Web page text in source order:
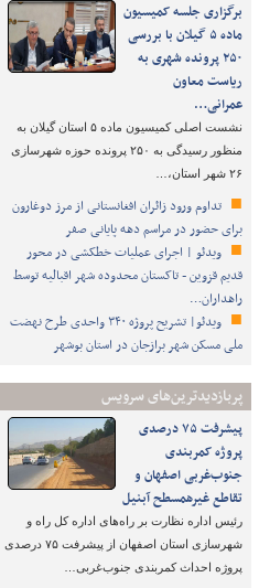
برگزاری جلسه کمیسیون
ماده ۵ گیلان با بررسی
۲۵۰ پرونده شهری به
ریاست معاون
عمرانی…
نشست اصلی کمیسیون ماده ۵ استان گیلان به
منظور رسیدگی به ۲۵۰ پرونده حوزه شهرسازی
۲۶ شهر استان،…
تداوم ورود زائران افغانستانی از مرز دوغارون
برای حضور در مراسم دهه پایانی صفر
ویدئو | اجرای عملیات خطکشی در محور
قدیم قزوین - تاکستان محدوده شهر اقبالیه توسط
راهداران…
ویدئو| تشریح پروژه ۳۴۰ واحدی طرح نهضت
ملی مسکن شهر برازجان در استان بوشهر
پربازدیدترین‌های سرویس
پیشرفت ۷۵ درصدی
پروژه کمربندی
جنوب‌غربی اصفهان و
تقاطع غیرهمسطح آبنیل
رئیس اداره نظارت بر راه‌های اداره کل راه و
شهرسازی استان اصفهان از پیشرفت ۷۵ درصدی
پروژه احداث کمربندی جنوب‌غربی…